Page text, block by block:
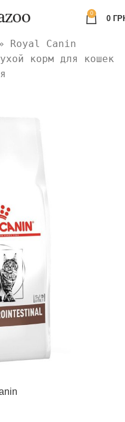
0
0
Royal Сanin
корм для кошек